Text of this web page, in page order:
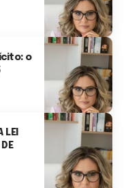
o
LEI